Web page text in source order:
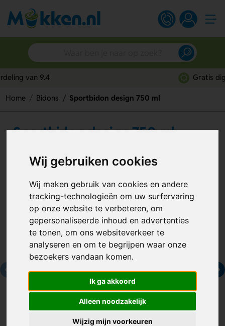
Wij gebruiken cookies
Wij maken gebruik van cookies en andere
tracking-technologieën om uw surfervaring
op onze website te verbeteren, om
gepersonaliseerde inhoud en advertenties
te tonen, om ons websiteverkeer te
analyseren en om te begrijpen waar onze
bezoekers vandaan komen.
Ik ga akkoord
Alleen noodzakelijk
Wijzig mijn voorkeuren
Home Bidons Sportbidon design 750 ml
Sportbidon design 750 ml